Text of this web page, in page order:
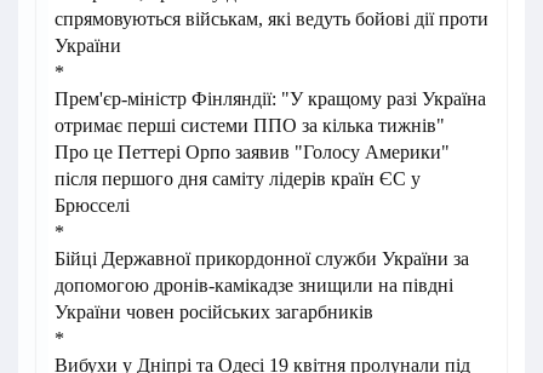
спрямовуються військам, які ведуть бойові дії проти
України
*
Прем'єр-міністр Фінляндії: "У кращому разі Україна
отримає перші системи ППО за кілька тижнів"
Про це Петтері Орпо заявив "Голосу Америки"
після першого дня саміту лідерів країн ЄС у
Брюсселі
*
Бійці Державної прикордонної служби України за
допомогою дронів-камікадзе знищили на півдні
України човен російських загарбників
*
Вибухи у Дніпрі та Одесі 19 квітня пролунали під